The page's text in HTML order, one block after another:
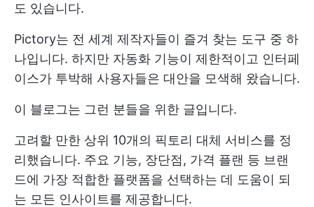
도 있습니다.
Pictory는 전 세계 제작자들이 즐겨 찾는 도구 중 하
나입니다. 하지만 자동화 기능이 제한적이고 인터페
이스가 투박해 사용자들은 대안을 모색해 왔습니다.
이 블로그는 그런 분들을 위한 글입니다.
고려할 만한 상위 10개의 픽토리 대체 서비스를 정
리했습니다. 주요 기능, 장단점, 가격 플랜 등 브랜
드에 가장 적합한 플랫폼을 선택하는 데 도움이 되
는 모든 인사이트를 제공합니다.